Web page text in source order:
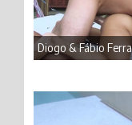
Diogo & Fábio